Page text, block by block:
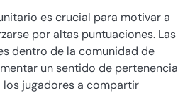
es crucial para motivar a
por altas puntuaciones. Las
dentro de la comunidad de
un sentido de pertenencia
los jugadores a compartir